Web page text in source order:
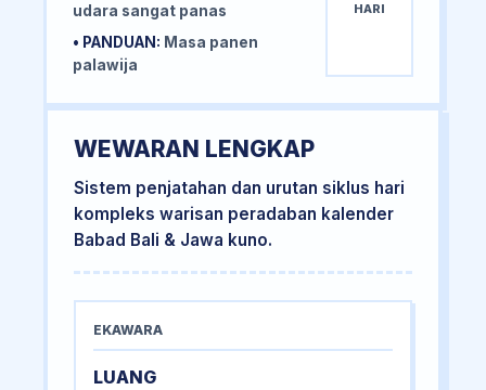
udara sangat panas
• PANDUAN: Masa panen
palawija
HARI
WEWARAN LENGKAP
Sistem penjatahan dan urutan siklus hari
kompleks warisan peradaban kalender
Babad Bali & Jawa kuno.
EKAWARA
LUANG